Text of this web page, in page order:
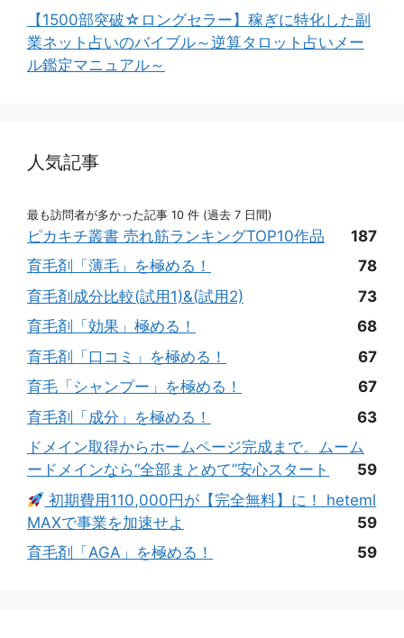
【1500部突破☆ロングセラー】稼ぎに特化した副
業ネット占いのバイブル～逆算タロット占いメー
ル鑑定マニュアル～
人気記事
最も訪問者が多かった記事 10 件 (過去 7 日間)
ピカキチ叢書 売れ筋ランキングTOP10作品
187
育毛剤「薄毛」を極める！
78
育毛剤成分比較(試用1)&(試用2)
73
育毛剤「効果」極める！
68
育毛剤「口コミ」を極める！
67
育毛「シャンプー」を極める！
67
育毛剤「成分」を極める！
63
ドメイン取得からホームページ完成まで。ムーム
ードメインなら“全部まとめて”安心スタート
59
初期費用110,000円が【完全無料】に！ heteml
MAXで事業を加速せよ
59
育毛剤「AGA」を極める！
59